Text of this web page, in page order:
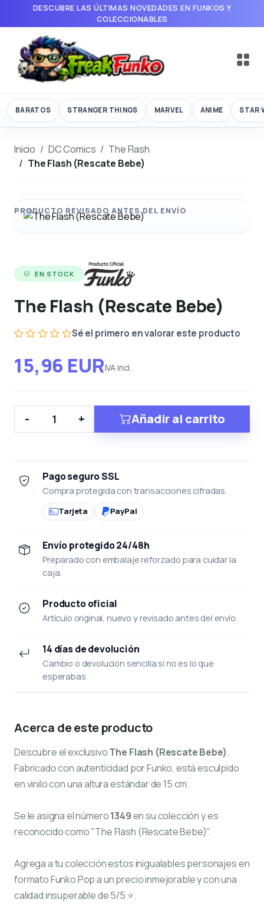
DESCUBRE LAS ÚLTIMAS NOVEDADES EN FUNKOS Y
COLECCIONABLES
BARATOS STRANGER THINGS MARVEL ANIME STAR
Inicio DC Comics
The Flash
The Flash (Rescate Bebe)
EN STOCK
The Flash (Rescate Bebe)
Sé el primero en valorar este producto
15,96 EURIVA incl.
- + Añadir al carrito
Pago seguro SSL
Compra protegida con transacciones cifradas.
Tarjeta PayPal
Envío protegido 24/48h
Preparado con embalaje reforzado para cuidar la
caja.
Producto oficial
Artículo original, nuevo y revisado antes del envío.
14 días de devolución
Cambio o devolución sencilla si no es lo que
esperabas.
Acerca de este producto
Descubre el exclusivoThe Flash (Rescate Bebe).
Fabricado con autenticidad por Funko, está esculpido
en vinilo con una altura estándar de 15 cm.
Se le asigna el número1349en su colección y es
reconocido como "The Flash (Rescate Bebe)".
Agrega a tu colección estos inigualables personajes en
formato Funko Pop a un precio inmejorable y con una
calidad insuperable de 5/5 ⭐.